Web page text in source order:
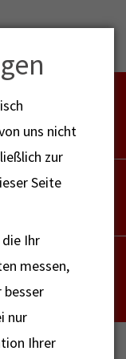
uns nicht
zur
Seite
Ihr
messen,
besser
nur
Ihrer